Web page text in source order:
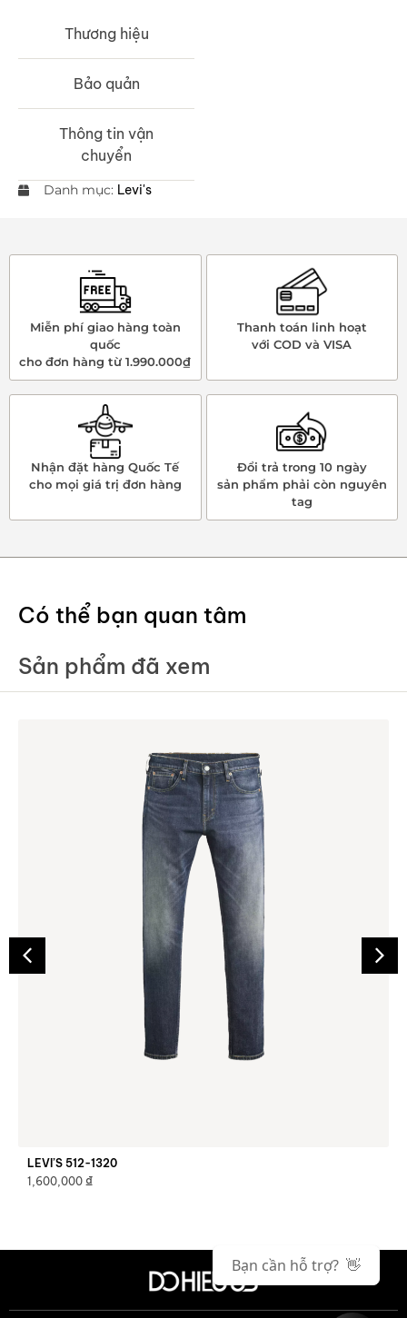
Thương hiệu
Bảo quản
Thông tin vận
chuyển
Danh mục: Levi's
Miễn phí giao hàng toàn
quốc
cho đơn hàng từ 1.990.000₫
Thanh toán linh hoạt
với COD và VISA
Nhận đặt hàng Quốc Tế
cho mọi giá trị đơn hàng
Đổi trả trong 10 ngày
sản phẩm phải còn nguyên
tag
Có thể bạn quan tâm
Sản phẩm đã xem
LEVI’S 512-1320
1,600,000 ₫
Bạn cần hỗ trợ? 👋